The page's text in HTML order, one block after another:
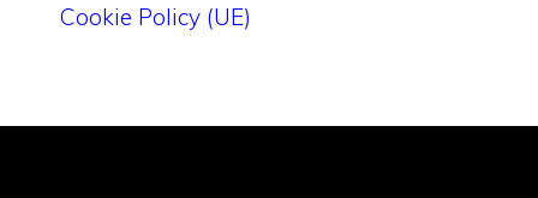
Cookie Policy (UE)